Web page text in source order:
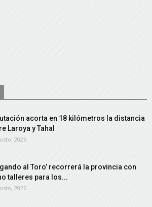
acorta en 18 kilómetros la distancia
Laroya y Tahal
2026
al Toro’ recorrerá la provincia con
talleres para los...
2026